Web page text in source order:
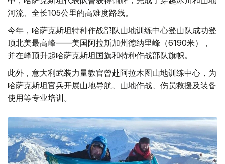
河流、全长105公里的高难度路线。
今年，哈萨克斯坦特种作战部队山地训练中心登山队成功登
顶北美最高峰——美国阿拉斯加州德纳里峰（6190米），
并在峰顶升起哈萨克斯坦国旗和特种作战部队旗帜。
此外，意大利武装力量教官曾赴阿拉木图山地训练中心，为
哈萨克斯坦官兵开展山地导航、山地作战、伤员救援及装备
使用等专业培训。